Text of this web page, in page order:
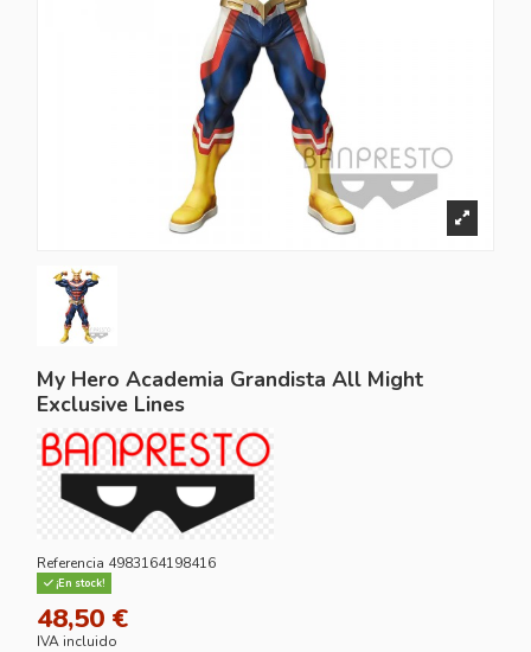
My Hero Academia Grandista All Might
Exclusive Lines
Referencia 4983164198416
¡En stock!
48,50 €
IVA incluido